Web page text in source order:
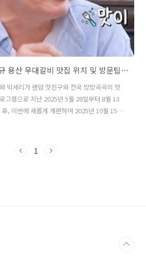
남겨서뭐하게 이경규 용산 우대갈비 맛집 위치 및 방문팁 총정리
박세리가 랜덤 맛친구와 전국 방방곡곡의 맛
그램으로 지난 2025년 5월 28일부터 8월 13
, 이번에 새롭게 개편하여 2025년 10월 15일
. 새롭게 시작되는 남겨서 뭐하게 방송은 '맛
접하며 새로운 이야기와 음식을 소개하게 된
1